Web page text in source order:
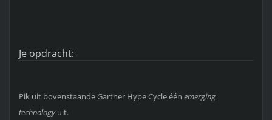
Je opdracht:
Pik uit bovenstaande Gartner Hype Cycle één emerging
technologyuit.